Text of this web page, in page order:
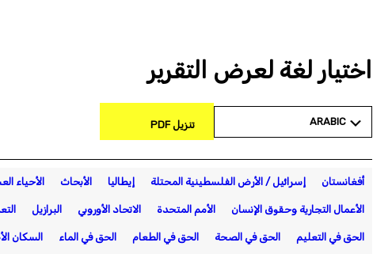
اختيار لغة لعرض التقرير
ARABIC تنزيل PDF
أفغانستان إسرائيل / الأرض الفلسطينية المحتلة إيطاليا الأبحاث الأحياء
الأعمال التجارية وحقوق الإنسان الأمم المتحدة الاتحاد الأوروبي البرازيل
الحق في التعليم الحق في الصحة الحق في الطعام الحق في الماء السكان